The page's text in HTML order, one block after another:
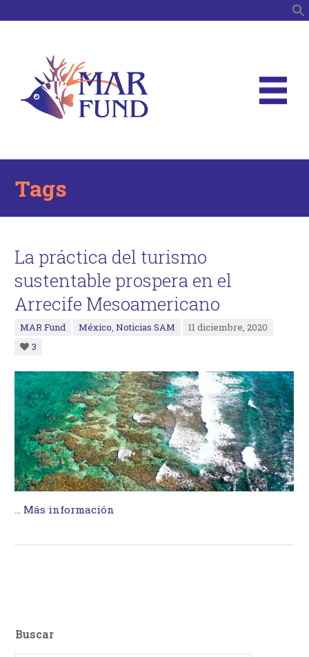
Tags
La práctica del turismo
sustentable prospera en el
Arrecife Mesoamericano
MAR Fund México,Noticias SAM
11 diciembre, 2020
3
… Más información
Buscar